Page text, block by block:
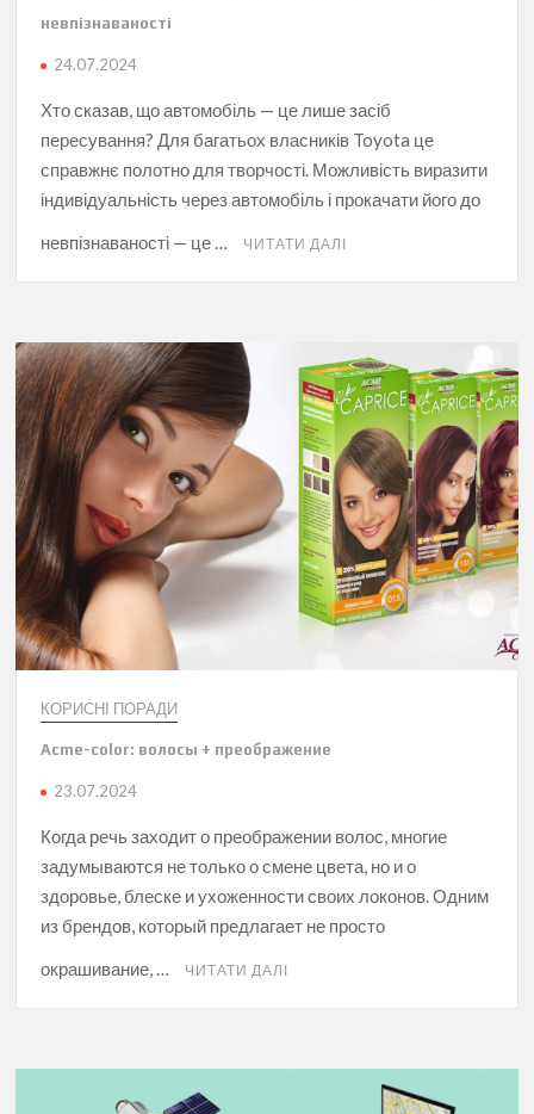
невпізнаваності
24.07.2024
Хто сказав, що автомобіль — це лише засіб
пересування? Для багатьох власників Toyota це
справжнє полотно для творчості. Можливість виразити
індивідуальність через автомобіль і прокачати його до
невпізнаваності — це …
ЧИТАТИ ДАЛІ
КОРИСНІ ПОРАДИ
Acme-color: волосы + преображение
23.07.2024
Когда речь заходит о преображении волос, многие
задумываются не только о смене цвета, но и о
здоровье, блеске и ухоженности своих локонов. Одним
из брендов, который предлагает не просто
окрашивание, …
ЧИТАТИ ДАЛІ